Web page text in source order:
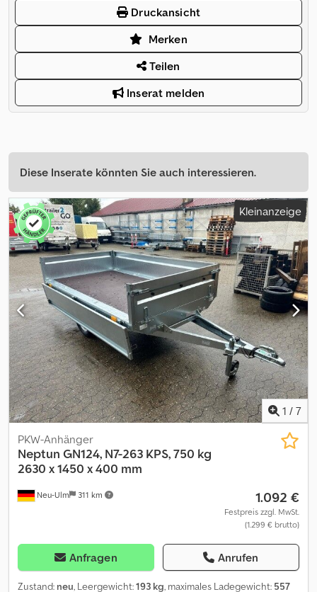
Druckansicht
Merken
Teilen
Inserat melden
Diese Inserate könnten Sie auch interessieren.
Kleinanzeige
1 / 7
Neu-Ulm 311 km
PKW-Anhänger
Neptun GN124, N7-263 KPS, 750 kg
2630 x 1450 x 400 mm
1.092 €
Festpreis zzgl. MwSt.
(1.299 € brutto)
Anfragen Anrufen
Zustand: neu, Leergewicht:193 kg, maximales Ladegewicht: 557